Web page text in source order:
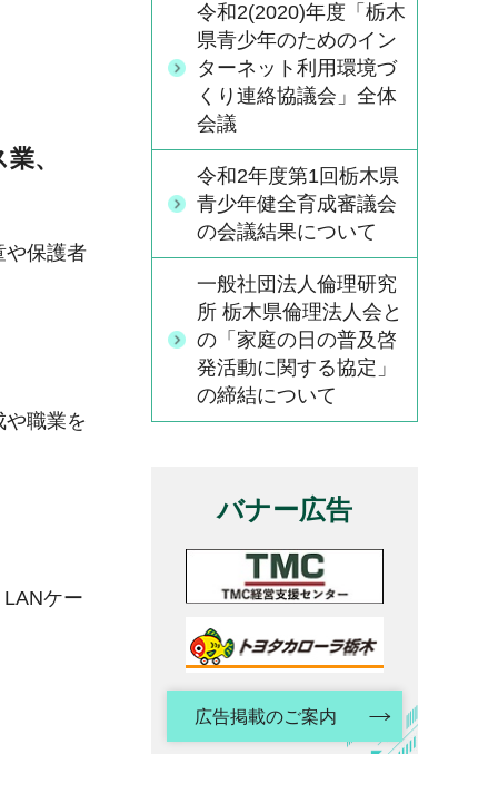
、
や保護者
職業を
ケー
令和2(2020)年度「栃木
県青少年のためのイン
ターネット利用環境づ
くり連絡協議会」全体
会議
令和2年度第1回栃木県
青少年健全育成審議会
の会議結果について
一般社団法人倫理研究
所 栃木県倫理法人会と
の「家庭の日の普及啓
発活動に関する協定」
の締結について
バナー広告
広告掲載のご案内